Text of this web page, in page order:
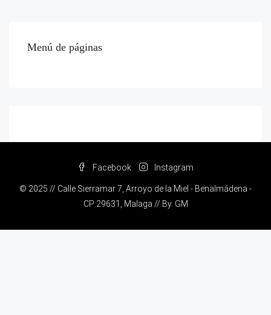
Menú de páginas
Facebook Instagram
© 2025 // Calle Sierramar 7, Arroyo de la Miel - Benalmádena -
CP:29631, Malaga // By. GM